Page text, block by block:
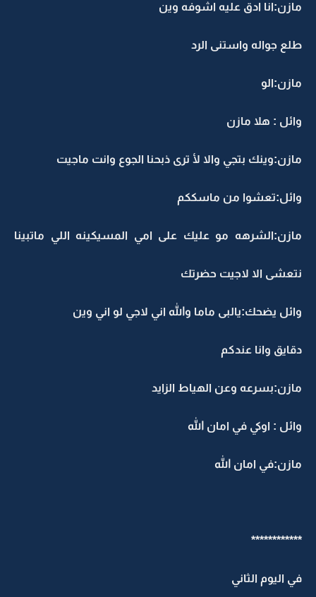
مازن:انا ادق عليه اشوفه وين
طلع جواله واستنى الرد
مازن:الو
وائل : هلا مازن
مازن:وينك بتجي والا لأ ترى ذبحنا الجوع وانت ماجيت
وائل:تعشوا من ماسككم
مازن:الشرهه مو عليك على امي المسيكينه اللي ماتبينا
نتعشى الا لاجيت حضرتك
وائل يضحك:يالبى ماما والله اني لاجي لو اني وين
دقايق وانا عندكم
مازن:بسرعه وعن الهياط الزايد
وائل : اوكي في امان الله
مازن:في امان الله
************
في اليوم الثاني